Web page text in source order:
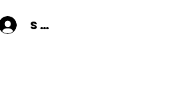
Se connecter